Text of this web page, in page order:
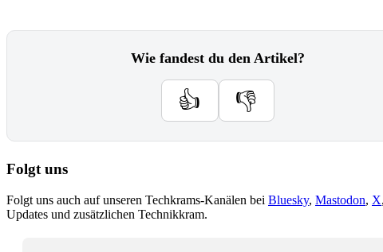
Wie fandest du den Artikel?
👍 👎
Folgt uns
Folgt uns auch auf unseren Techkrams-Kanälen bei Bluesky, Mastodon, X,
Updates und zusätzlichen Technikkram.